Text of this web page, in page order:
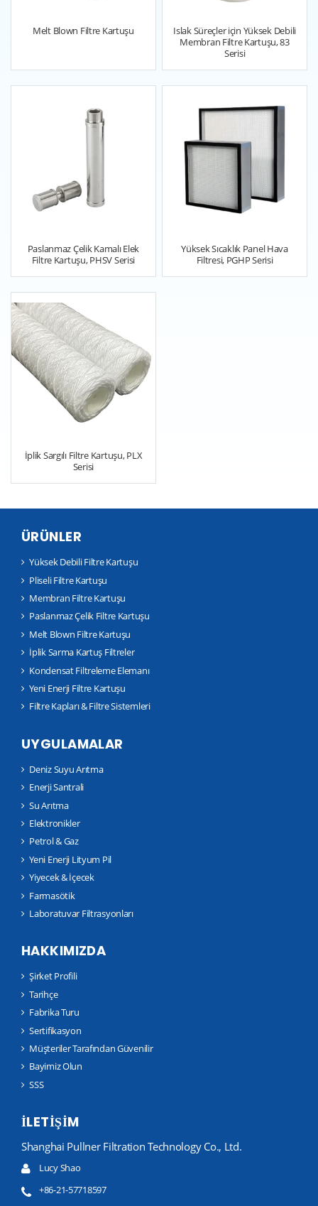
Melt Blown Filtre Kartuşu
Islak Süreçler için Yüksek Debili
Membran Filtre Kartuşu, 83
Serisi
Paslanmaz Çelik Kamalı Elek
Filtre Kartuşu, PHSV Serisi
Yüksek Sıcaklık Panel Hava
Filtresi, PGHP Serisi
İplik Sargılı Filtre Kartuşu, PLX
Serisi
ÜRÜNLER
Yüksek Debili Filtre Kartuşu
Pliseli Filtre Kartuşu
Membran Filtre Kartuşu
Paslanmaz Çelik Filtre Kartuşu
Melt Blown Filtre Kartuşu
İplik Sarma Kartuş Filtreler
Kondensat Filtreleme Elemanı
Yeni Enerji Filtre Kartuşu
Filtre Kapları & Filtre Sistemleri
UYGULAMALAR
Deniz Suyu Arıtma
Enerji Santrali
Su Arıtma
Elektronikler
Petrol & Gaz
Yeni Enerji Lityum Pil
Yiyecek & İçecek
Farmasötik
Laboratuvar Filtrasyonları
HAKKIMIZDA
Şirket Profili
Tarihçe
Fabrika Turu
Sertifikasyon
Müşteriler Tarafından Güvenilir
Bayimiz Olun
SSS
İLETIŞIM
Shanghai Pullner Filtration Technology Co., Ltd.
Lucy Shao
+86-21-57718597